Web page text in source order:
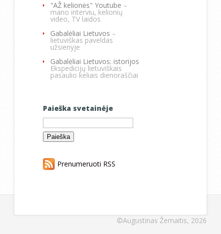
"AŽ kelionės" Youtube –
mano interviu, kelionių
video, TV laidos
Gabalėliai Lietuvos –
lietuviškas paveldas
užsienyje
Gabalėliai Lietuvos: istorijos
Ekspedicijų lietuviškais
pasaulio keliais dienoraščiai
Paieška svetainėje
Ieškoti:
Prenumeruoti RSS
©Augustinas Žemaitis, 2026